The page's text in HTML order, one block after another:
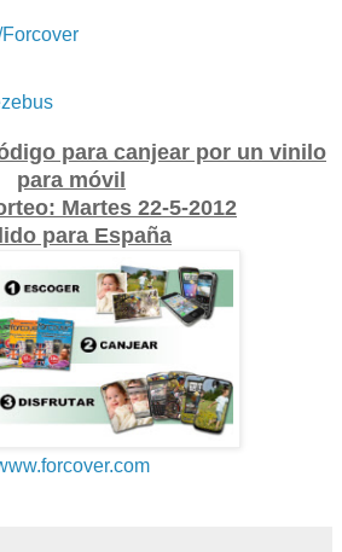
Forcover
para canjear por un vinilo
para móvil
Martes 22-5-2012
para España